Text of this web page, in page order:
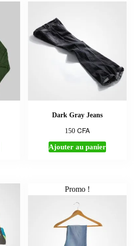
Dark Gray Jeans
150CFA
Ajouter au panier
Promo !